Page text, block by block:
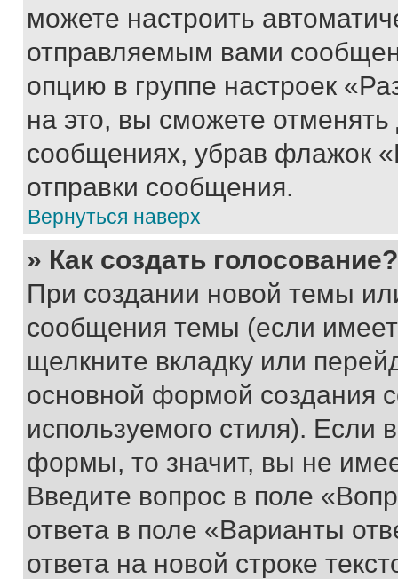
можете настроить
отправляемым вами
опцию в группе настроек
на это, вы сможете
сообщениях, убрав флажок
отправки сообщения.
Вернуться наверх
» Как создать голосование?
При создании новой темы
сообщения темы (если
щелкните вкладку или
основной формой создания
используемого стиля). Если
формы, то значит, вы не
Введите вопрос в поле
ответа в поле «Варианты
ответа на новой строке